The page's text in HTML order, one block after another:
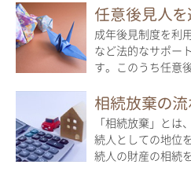
任意後見人を
成年後見制度を利
など法的なサポー
す。このうち任意
相続放棄の
「相続放棄」と
続人としての地位
続人の財産の相続を